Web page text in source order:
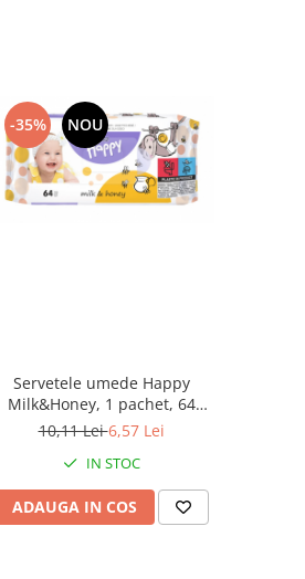
-35% NOU
Servetele umede Happy
Milk&Honey, 1 pachet, 64
bucati
10,11 Lei6,57 Lei
IN STOC
ADAUGA IN COS